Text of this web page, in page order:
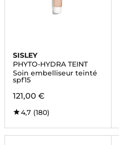
SISLEY
PHYTO-HYDRA TEINT
Soin embelliseur teinté
spf15
121,00 €
4,7 (180)